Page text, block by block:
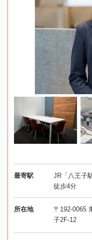
最寄駅
JR「八王子
徒歩4分
所在地
〒192-0065
子2F-12